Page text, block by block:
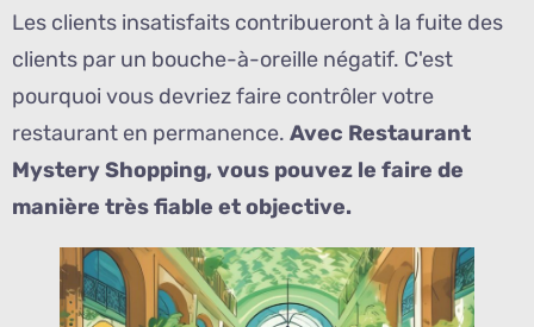
Les clients insatisfaits contribueront à la fuite des
clients par un bouche-à-oreille négatif. C'est
pourquoi vous devriez faire contrôler votre
restaurant en permanence. Avec Restaurant
Mystery Shopping, vous pouvez le faire de
manière très fiable et objective.